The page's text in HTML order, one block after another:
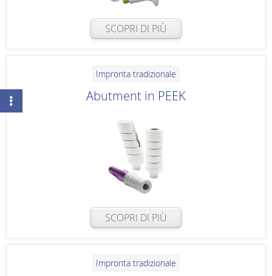
SCOPRI DI PIÙ
Impronta tradizionale
Abutment in PEEK
SCOPRI DI PIÙ
Impronta tradizionale